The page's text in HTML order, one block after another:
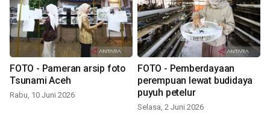
FOTO - Pameran arsip foto
Tsunami Aceh
Rabu, 10 Juni 2026
FOTO - Pemberdayaan
perempuan lewat budidaya
puyuh petelur
Selasa, 2 Juni 2026